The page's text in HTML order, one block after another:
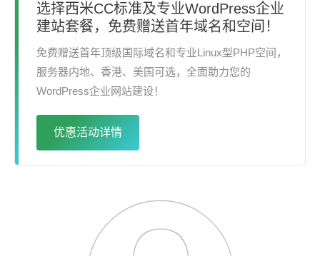
选择西米CC标准及专业WordPress企业
建站套餐，免费赠送首年域名和空间！
免费赠送首年顶级国际域名和专业Linux型PHP空间，
服务器内地、香港、美国可选，全面助力您的
WordPress企业网站建设！
优惠活动详情